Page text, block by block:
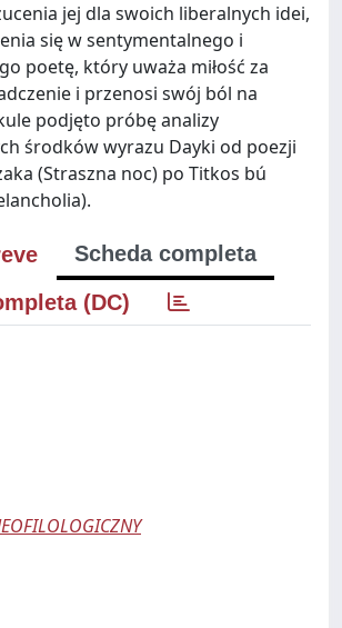
jej dla swoich liberalnych idei,
się w sentymentalnego i
poetę, który uważa miłość za
i przenosi swój ból na
podjęto próbę analizy
środków wyrazu Dayki od poezji
(Straszna noc) po Titkos bú
Scheda completa
(DC)